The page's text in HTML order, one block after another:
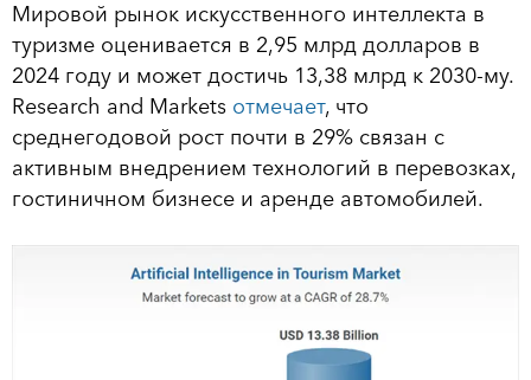
Мировой рынок искусственного интеллекта в
туризме оценивается в 2,95 млрд долларов в
2024 году и может достичь 13,38 млрд к 2030-му.
Research and Markets отмечает, что
среднегодовой рост почти в 29% связан с
активным внедрением технологий в перевозках,
гостиничном бизнесе и аренде автомобилей.